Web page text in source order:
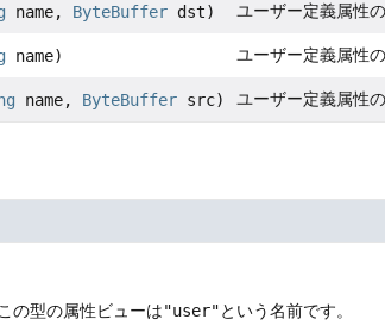
name, ByteBufferdst) ユーザー定義属性
name) ユーザー定義属性
name, ByteBuffersrc) ユーザー定義属性
の型の属性ビューは"user"という名前です。